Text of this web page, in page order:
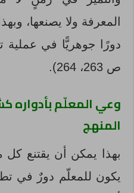
المعرفة ولا يصنعها،
دورًا جوهريًّا في عملية
ص 263، 264).
وعي المعلّم بأدواره
المنهج
بهذا يمكن أن يقتنع
يكون للمعلّم دورٌ في